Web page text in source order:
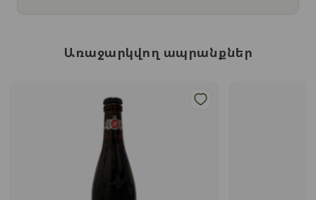
Առաջարկվող ապրանքներ